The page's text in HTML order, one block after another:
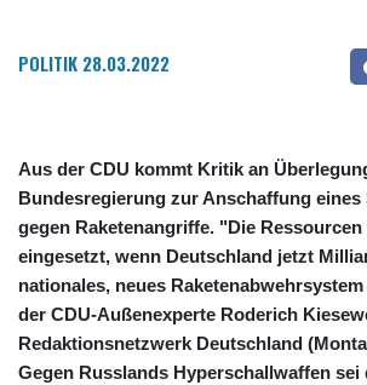
POLITIK 28.03.2022
Aus der CDU kommt Kritik an
Bundesregierung zur Anschaffung
gegen Raketenangriffe. "Die
eingesetzt, wenn Deutschland jetzt
nationales, neues
der CDU-Außenexperte Roderich
Redaktionsnetzwerk Deutschland
Gegen Russlands Hyperschallwaffen sei